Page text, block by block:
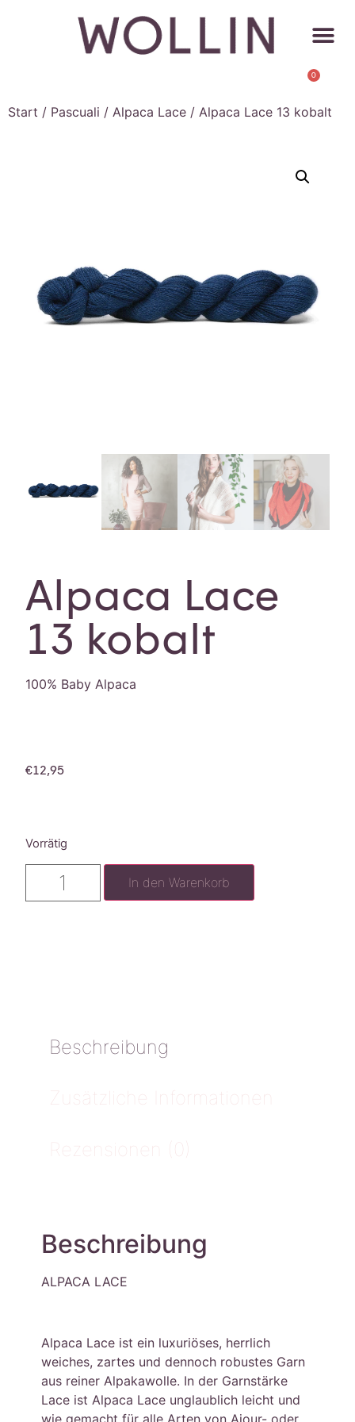
0
Start / Pascuali / Alpaca Lace / Alpaca Lace 13 kobalt
Alpaca Lace
13 kobalt
100% Baby Alpaca
€12,95
Vorrätig
In den Warenkorb
Beschreibung
Zusätzliche Informationen
Beschreibung
ALPACA LACE
Alpaca Lace ist ein luxuriöses, herrlich
weiches, zartes und dennoch robustes Garn
aus reiner Alpakawolle. In der Garnstärke
Lace ist Alpaca Lace unglaublich leicht und
wie gemacht für alle Arten von Ajour- oder